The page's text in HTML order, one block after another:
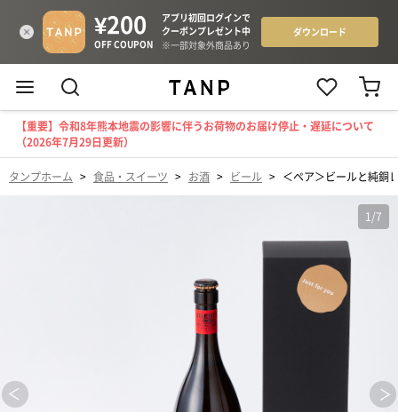
【重要】令和8年熊本地震の影響に伴うお荷物のお届け停止・遅延について
（2026年7月29日更新）
タンプホーム > 食品・スイーツ > お酒 > ビール > ＜ペア＞ビールと純銅
1 /7